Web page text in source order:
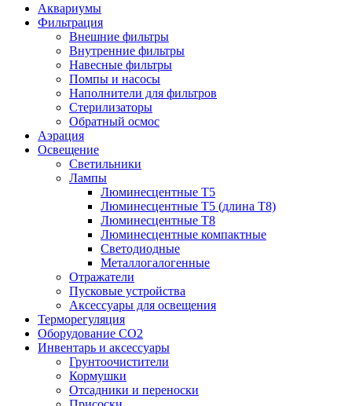
Аквариумы
Фильтрация
Внешние фильтры
Внутренние фильтры
Навесные фильтры
Помпы и насосы
Наполнители для фильтров
Стерилизаторы
Обратный осмос
Аэрация
Освещение
Светильники
Лампы
Люминесцентные T5
Люминесцентные T5 (длина T8)
Люминесцентные T8
Люминесцентные компактные
Светодиодные
Металлогалогенные
Отражатели
Пусковые устройства
Аксессуары для освещения
Терморегуляция
Оборудование CO2
Инвентарь и аксессуары
Грунтоочистители
Кормушки
Отсадники и переноски